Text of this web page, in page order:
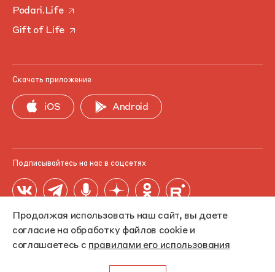
Продолжая использовать наш сайт, вы даете
согласие на обработку файлов cookie и
соглашаетесь с правилами его использования
Podari.Life
Gift of Life
Скачать приложение
iOS Android
Подписывайтесь на нас в соцсетях
© 2006-2026 Фонд «Подари жизнь». ИНН 7714320009, ОГРН